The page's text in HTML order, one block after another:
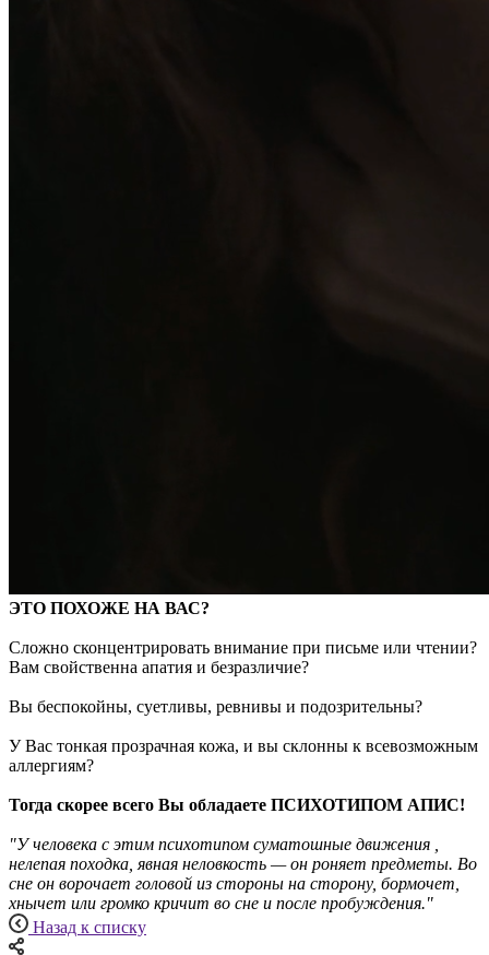
ЭТО ПОХОЖЕ НА ВАС?
Сложно сконцентрировать внимание при письме или чтении?
Вам свойственна апатия и безразличие?
Вы беспокойны, суетливы, ревнивы и подозрительны?
У Вас тонкая прозрачная кожа, и вы склонны к всевозможным
аллергиям?
Тогда скорее всего Вы обладаете ПСИХОТИПОМ АПИС!
"У человека с этим психотипом суматошные движения ,
нелепая походка, явная неловкость — он роняет предметы. Во
сне он ворочает головой из стороны на сторону, бормочет,
хнычет или громко кричит во сне и после пробуждения."
Назад к списку